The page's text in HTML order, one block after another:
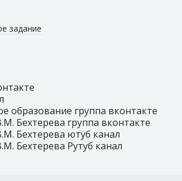
задание
образование группа вконтакте
Бехтерева группа вконтакте
Бехтерева ютуб канал
Бехтерева Рутуб канал